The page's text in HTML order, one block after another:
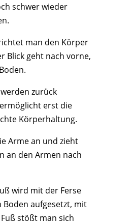
schwer wieder
man den Körper
Blick geht nach vorne,
zurück
erst die
Körperhaltung.
Arme an und zieht
an den Armen nach
wird mit der Ferse
Boden aufgesetzt, mit
stößt man sich